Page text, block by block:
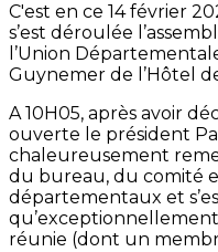
C'est en ce 14 février
s’est déroulée
l’Union
Guynemer de l’Hôtel
A 10H05, après avoir
ouverte le président
chaleureusement
du bureau, du comité
départementaux et
réunie (dont un